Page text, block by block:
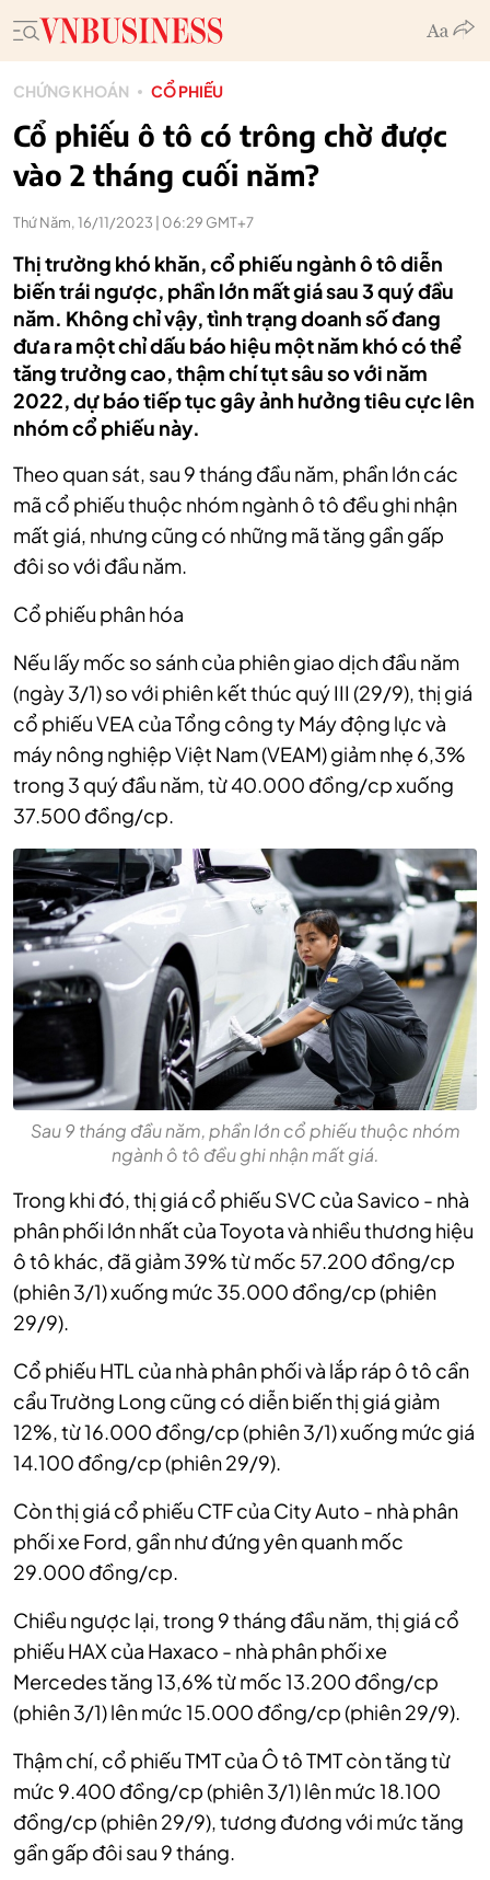
CHỨNG KHOÁN CỔ PHIẾU
Cổ phiếu ô tô có trông chờ được
vào 2 tháng cuối năm?
Thứ Năm, 16/11/2023 | 06:29 GMT+7
Thị trường khó khăn, cổ phiếu ngành ô tô diễn
biến trái ngược, phần lớn mất giá sau 3 quý đầu
năm. Không chỉ vậy, tình trạng doanh số đang
đưa ra một chỉ dấu báo hiệu một năm khó có thể
tăng trưởng cao, thậm chí tụt sâu so với năm
2022, dự báo tiếp tục gây ảnh hưởng tiêu cực lên
nhóm cổ phiếu này.
Theo quan sát, sau 9 tháng đầu năm, phần lớn các
mã cổ phiếu thuộc nhóm ngành ô tô đều ghi nhận
mất giá, nhưng cũng có những mã tăng gần gấp
đôi so với đầu năm.
Cổ phiếu phân hóa
Nếu lấy mốc so sánh của phiên giao dịch đầu năm
(ngày 3/1) so với phiên kết thúc quý III (29/9), thị giá
cổ phiếu VEA của Tổng công ty Máy động lực và
máy nông nghiệp Việt Nam (VEAM) giảm nhẹ 6,3%
trong 3 quý đầu năm, từ 40.000 đồng/cp xuống
37.500 đồng/cp.
Sau 9 tháng đầu năm, phần lớn cổ phiếu thuộc nhóm
ngành ô tô đều ghi nhận mất giá.
Trong khi đó, thị giá cổ phiếu SVC của Savico - nhà
phân phối lớn nhất của Toyota và nhiều thương hiệu
ô tô khác, đã giảm 39% từ mốc 57.200 đồng/cp
(phiên 3/1) xuống mức 35.000 đồng/cp (phiên
29/9).
Cổ phiếu HTL của nhà phân phối và lắp ráp ô tô cần
cẩu Trường Long cũng có diễn biến thị giá giảm
12%, từ 16.000 đồng/cp (phiên 3/1) xuống mức giá
14.100 đồng/cp (phiên 29/9).
Còn thị giá cổ phiếu CTF của City Auto - nhà phân
phối xe Ford, gần như đứng yên quanh mốc
29.000 đồng/cp.
Chiều ngược lại, trong 9 tháng đầu năm, thị giá cổ
phiếu HAX của Haxaco - nhà phân phối xe
Mercedes tăng 13,6% từ mốc 13.200 đồng/cp
(phiên 3/1) lên mức 15.000 đồng/cp (phiên 29/9).
Thậm chí, cổ phiếu TMT của Ô tô TMT còn tăng từ
mức 9.400 đồng/cp (phiên 3/1) lên mức 18.100
đồng/cp (phiên 29/9), tương đương với mức tăng
gần gấp đôi sau 9 tháng.